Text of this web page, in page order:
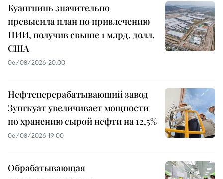
Куангнинь значительно
превысила план по привлечению
ПИИ, получив свыше 1 млрд. долл.
США
06/08/2026 20:00
Нефтеперерабатывающий завод
Зунгкуат увеличивает мощности
по хранению сырой нефти на 12,5%
06/08/2026 19:00
Обрабатывающая